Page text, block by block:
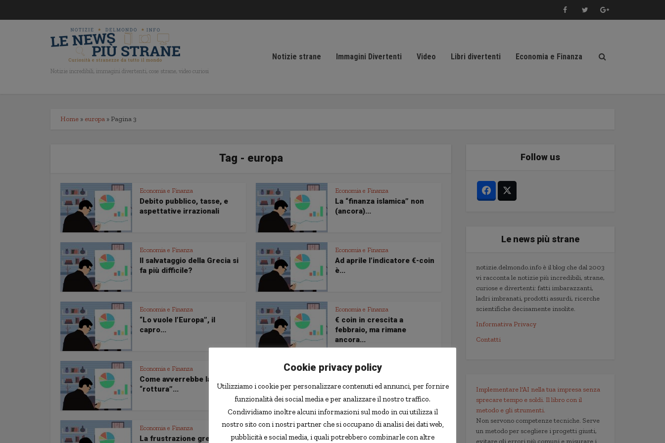
Notizie incredibili, immagini divertenti, cose strane, video curiosi
Notizie strane Immagini Divertenti Video Libri divertenti Economia e Finanza
Home » europa » Pagina 3
Tag - europa
Economia e Finanza
Debito pubblico, tasse, e
aspettative irrazionali
Economia e Finanza
La “finanza islamica” non
(ancora)...
Economia e Finanza
Il salvataggio della Grecia si
fa più difficile?
Economia e Finanza
Ad aprile l’indicatore €-coin
è...
Economia e Finanza
“Lo vuole l’Europa”, il
capro...
Economia e Finanza
€ coin in crescita a
febbraio, ma rimane
ancora...
Economia e Finanza
Come avverrebbe la
“rottura”...
Economia e Finanza
consumi
Economia e Finanza
La frustrazione greca
Economia e Finanza
Le aspettative di inflazione
Follow us
Le news più strane
notizie.delmondo.info è il blog che dal 2003
vi racconta le notizie più incredibili, strane,
curiose e divertenti: fatti imbarazzanti,
ladri imbranati, prodotti assurdi, ricerche
scientifiche decisamente insolite.
Informativa Privacy
Contatti
Implementare l'AI nella tua impresa senza
sprecare tempo e soldi. Il libro con il
metodo e gli strumenti.
Non servono competenze tecniche. Serve
un metodo per scegliere i progetti giusti,
evitare gli errori più comuni e misurare i
Cookie privacy policy
Utilizziamo i cookie per personalizzare contenuti ed annunci, per fornire
funzionalità dei social media e per analizzare il nostro traffico.
Condividiamo inoltre alcuni informazioni sul modo in cui utilizza il
nostro sito con i nostri partner che si occupano di analisi dei dati web,
pubblicità e social media, i quali potrebbero combinarle con altre